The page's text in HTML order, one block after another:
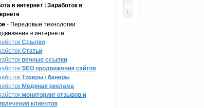
в интернет | Заработок в
- Передовые технологии
в интернете
Ссылки
Статьи
вечные ссылки
SEO продвижения сайтов
Тизеры / банеры
Мединая реклама
мониторинг отзывов и
клиентов